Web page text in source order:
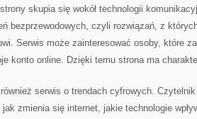
skupia się wokół technologii
bezprzewodowych, czyli rozwiązań, z
Serwis może zainteresować osoby, które
konto online. Dzięki temu strona ma
serwis o trendach cyfrowych.
zmienia się internet, jakie technologie